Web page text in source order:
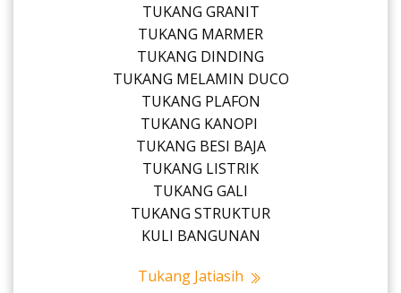
TUKANG GRANIT
TUKANG MARMER
TUKANG DINDING
TUKANG MELAMIN DUCO
TUKANG PLAFON
TUKANG KANOPI
TUKANG BESI BAJA
TUKANG LISTRIK
TUKANG GALI
TUKANG STRUKTUR
KULI BANGUNAN
Tukang Jatiasih